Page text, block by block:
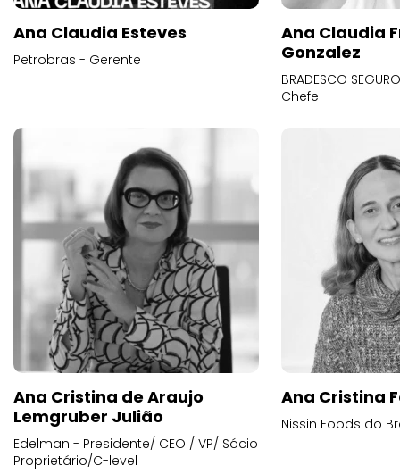
Ana Claudia Esteves
Petrobras - Gerente
Ana Claudia
Gonzalez
BRADESCO
Chefe
Ana Cristina de Araujo
Lemgruber Julião
Edelman - Presidente/ CEO / VP/ Sócio
Proprietário/C-level
Ana Cristina
Nissin Foods do